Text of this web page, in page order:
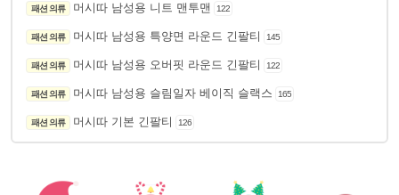
패션 의류 머시따 남성용 니트 맨투맨 122
패션 의류 머시따 남성용 특양면 라운드 긴팔티 145
패션 의류 머시따 남성용 오버핏 라운드 긴팔티 122
패션 의류 머시따 남성용 슬림일자 베이직 슬랙스 165
패션 의류 머시따 기본 긴팔티 126